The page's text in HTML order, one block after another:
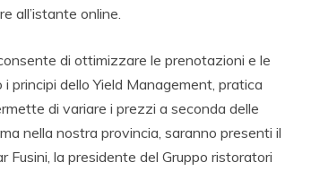
all’istante online.
di ottimizzare le prenotazioni e le
principi dello Yield Management, pratica
di variare i prezzi a seconda delle
nella nostra provincia, saranno presenti il
la presidente del Gruppo ristoratori